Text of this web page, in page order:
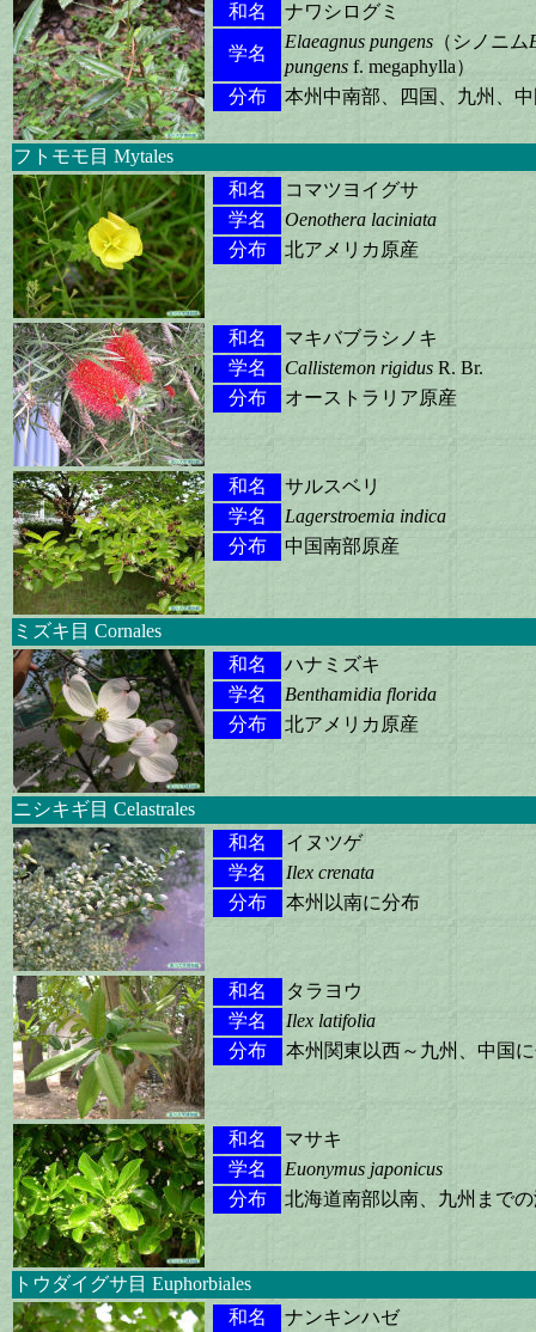
和名
ナワシログミ
学名
Elaeagnus pungens （シノニム
pungens f. megaphylla）
分布
本州中南部、四国、九州、
フトモモ目 Mytales
和名
コマツヨイグサ
学名
Oenothera laciniata
分布
北アメリカ原産
和名
マキバブラシノキ
学名
Callistemon rigidus R. Br.
分布
オーストラリア原産
和名
サルスベリ
学名
Lagerstroemia indica
分布
中国南部原産
ミズキ目 Cornales
和名
ハナミズキ
学名
Benthamidia florida
分布
北アメリカ原産
ニシキギ目 Celastrales
和名
イヌツゲ
学名
Ilex crenata
分布
本州以南に分布
和名
タラヨウ
学名
Ilex latifolia
分布
本州関東以西～九州、中国
和名
マサキ
学名
Euonymus japonicus
分布
北海道南部以南、九州まで
トウダイグサ目 Euphorbiales
和名
ナンキンハゼ